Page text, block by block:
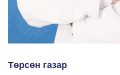
Төрсөн газар